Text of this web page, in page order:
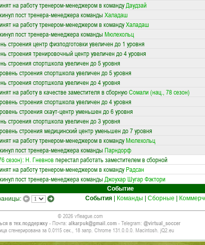
на работу тренером-менеджером в командуДаудзай
пост тренера-менеджера команды Халадаш
на работу тренером-менеджером в командуХаладаш
пост тренера-менеджера команды Мюлехольц
строения центр физподготовки увеличен до 1 уровня
строения тренировочный центр увеличен до 4 уровня
строения спортшкола увеличен до 5 уровня
строения спортшкола увеличен до 5 уровня
строения спортшкола увеличен до 4 уровня
на работу в качестве заместителя в сборнуюСомали (нац., 78 сезон)
строения спортшкола увеличен до 4 уровня
строения скаут-центр уменьшен до 6 уровня
строения спортшкола увеличен до 3 уровня
строения медицинский центр уменьшен до 7 уровня
на работу тренером-менеджером в командуМюлехольц
пост тренера-менеджера команды Парндорф
сезон): Н. Гневновперестал работать заместителем в сборной
на работу тренером-менеджером в командуРадсан
пост тренера-менеджера командыДжоухар Шугар Фэктори
Событие
События Команды Сборные
© 2026 vfleague.com
в тех.поддержку- Почта: alkarpuk@gmail.com- Telegram: @virtual_soccer
сгенерирована за 0.0115 сек., 18 запр. Chrome 131.0.0.0. Macintosh. jQ2.eu